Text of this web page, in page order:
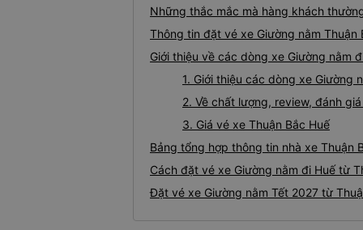
Những thắc mắc mà hàng khách
Thông tin đặt vé xe Giường nằm Thuận
Giới thiệu về các dòng xe Giường nằm
1. Giới thiệu các dòng xe Giường
2. Về chất lượng, review, đánh
3. Giá vé xe Thuận Bắc Huế
Bảng tổng hợp thông tin nhà xe Thuận
Cách đặt vé xe Giường nằm đi Huế từ
Đặt vé xe Giường nằm Tết 2027 từ